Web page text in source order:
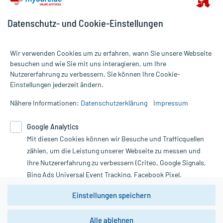
Alle Preise gelten inkl. MwSt., ggf. zzgl. Versandkosten
Informationen auf dieser Website werden ausschließlich für
die Untersuchung und Behandlung durch einen Arzt. Bitte
Therapien eingeleitet werden können. | Diese Webseite benutzt
Google Analytics. Lesen Sie bitte dazu die wichtigen Hinweise in
unserer Datenschutzerklärung. Für den Widerruf einer Bestellung
nutzen Sie das Formular:
Vertrag widerrufen
*Hinweise zu unseren Aktionen und Bewertungen
Datenschutz- und Cookie-Einstellungen
Wir verwenden Cookies um zu erfahren, wann Sie unsere Webseite
besuchen und wie Sie mit uns interagieren, um Ihre
Nutzererfahrung zu verbessern. Sie können Ihre Cookie-
Einstellungen jederzeit ändern.
Nähere Informationen: Datenschutzerklärung Impressum
Google Analytics
Mit diesen Cookies können wir Besuche und Trafficquellen
zählen, um die Leistung unserer Webseite zu messen und
Ihre Nutzererfahrung zu verbessern (Criteo, Google Signals,
Bing Ads Universal Event Tracking, Facebook Pixel,
Youtube-Social Plugin).
Wir weisen darauf hin, dass die
Einstellungen speichern
Alle ablehnen